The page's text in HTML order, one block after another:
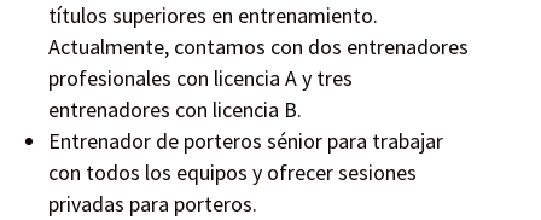
títulos superiores en entrenamiento.
Actualmente, contamos con dos entrenadores
profesionales con licencia A y tres
entrenadores con licencia B.
Entrenador de porteros sénior para trabajar
con todos los equipos y ofrecer sesiones
privadas para porteros.